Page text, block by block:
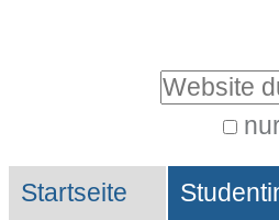
Website durchsuchen
Suche…
Sektionen
Startseite